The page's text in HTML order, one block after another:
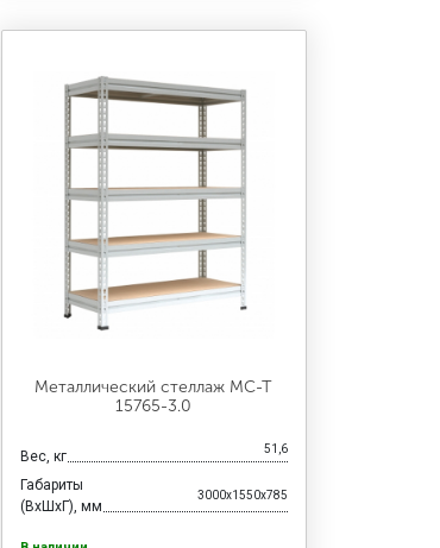
Металлический стеллаж МС-Т
15765-3.0
Вес, кг 51,6
Габариты
(ВхШхГ), мм
3000x1550x785